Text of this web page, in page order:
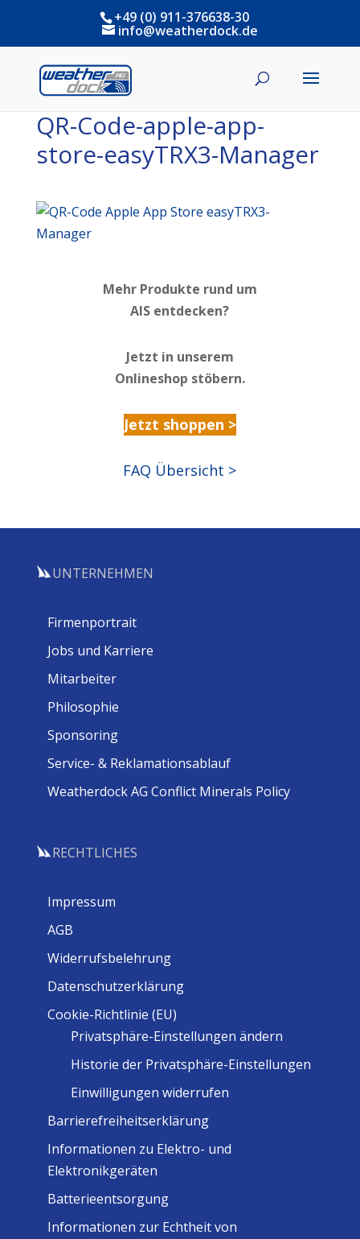
+49 (0) 911-376638-30
info@weatherdock.de
QR-Code-apple-app-
store-easyTRX3-Manager
Mehr Produkte rund um
AIS entdecken?
Jetzt in unserem
Onlineshop stöbern.
Jetzt shoppen >
FAQ Übersicht >
UNTERNEHMEN
Firmenportrait
Jobs und Karriere
Mitarbeiter
Philosophie
Sponsoring
Service- & Reklamationsablauf
Weatherdock AG Conflict Minerals Policy
RECHTLICHES
Impressum
AGB
Widerrufsbelehrung
Datenschutzerklärung
Cookie-Richtlinie (EU)
Privatsphäre-Einstellungen ändern
Historie der Privatsphäre-Einstellungen
Einwilligungen widerrufen
Barrierefreiheitserklärung
Informationen zu Elektro- und
Elektronikgeräten
Batterieentsorgung
Informationen zur Echtheit von